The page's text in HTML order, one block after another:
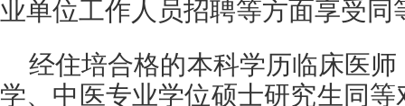
业单位工作人员招聘等方面享受同
经住培合格的本科学历临床医
学、中医专业学位硕士研究生同